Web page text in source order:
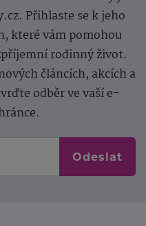
Přihlaste se k jeho
které vám pomohou
rodinný život.
článcích, akcích a
odběr ve vaší e-
Odeslat